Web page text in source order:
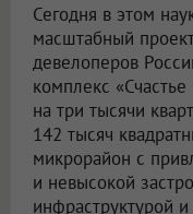
Сегодня в этом
масштабный
девелоперов
комплекс
на три тысячи
142 тысяч
микрорайон с
и невысокой
инфраструктурой